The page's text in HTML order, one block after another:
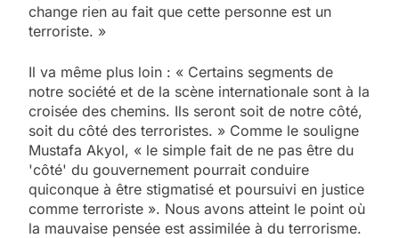
change rien au fait que cette personne est un
terroriste. »
Il va même plus loin : « Certains segments de
notre société et de la scène internationale sont à la
croisée des chemins. Ils seront soit de notre côté,
soit du côté des terroristes. » Comme le souligne
Mustafa Akyol, « le simple fait de ne pas être du
'côté' du gouvernement pourrait conduire
quiconque à être stigmatisé et poursuivi en justice
comme terroriste ». Nous avons atteint le point où
la mauvaise pensée est assimilée à du terrorisme.